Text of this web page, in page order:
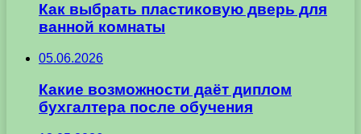
Как выбрать пластиковую дверь для
ванной комнаты
05.06.2026
Какие возможности даёт диплом
бухгалтера после обучения